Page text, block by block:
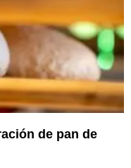
de pan de